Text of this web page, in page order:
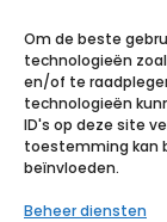
Om de beste
technologieën
en/of te
technologieën
ID's op deze site
toestemming kan
beïnvloeden.
Beheer diensten
STERILUX
5x5cm
50×3 p/s